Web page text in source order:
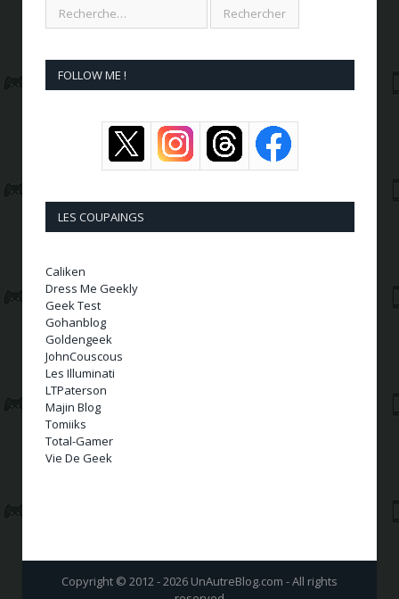
FOLLOW ME !
LES COUPAINGS
Caliken
Dress Me Geekly
Geek Test
Gohanblog
Goldengeek
JohnCouscous
Les Illuminati
LTPaterson
Majin Blog
Tomiiks
Total-Gamer
Vie De Geek
Copyright © 2012 - 2026 UnAutreBlog.com - All rights